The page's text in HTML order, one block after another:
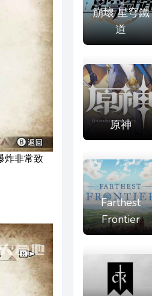
炸非常致
崩壞 星穹鐵
道
原神
Farthest
Frontier